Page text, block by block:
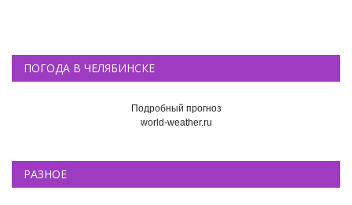
ПОГОДА В ЧЕЛЯБИНСКЕ
Подробный прогноз
world-weather.ru
РАЗНОЕ